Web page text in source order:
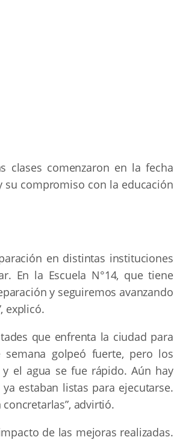
clases comenzaron en la fecha
su compromiso con la educación
en distintas instituciones
En la Escuela N°14, que tiene
y seguiremos avanzando
explicó.
que enfrenta la ciudad para
golpeó fuerte, pero los
el agua se fue rápido. Aún hay
estaban listas para ejecutarse.
advirtió.
de las mejoras realizadas.